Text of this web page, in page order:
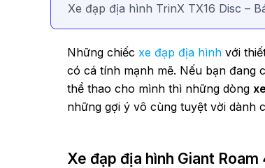
Xe đạp địa hình TrinX TX16 Disc –
Những chiếc xe đạp địa hình với
có cá tính mạnh mẽ. Nếu bạn đang
thể thao cho mình thì những dòng
những gợi ý vô cùng tuyệt vời dành
Xe đạp địa hình Giant Roam